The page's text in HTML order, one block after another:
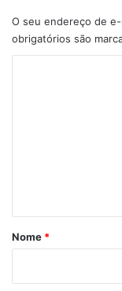
O seu endereço de
obrigatórios são
rNome *